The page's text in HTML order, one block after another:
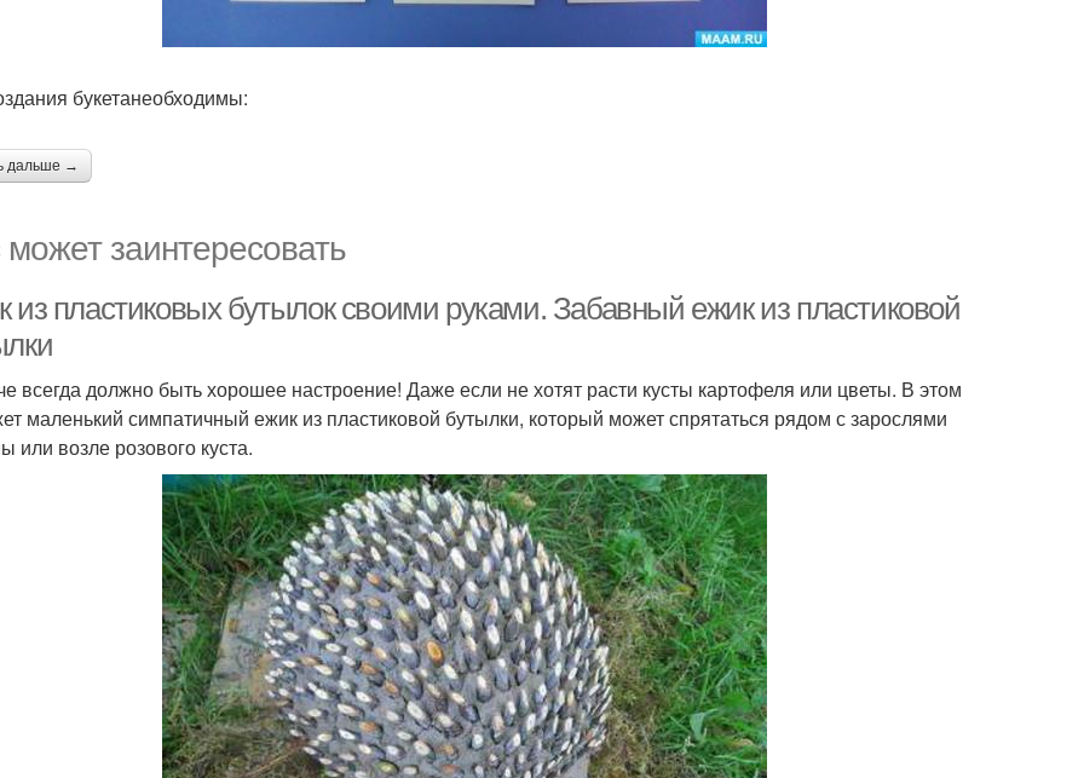
букетанеобходимы:
дальше →
заинтересовать
из пластиковых бутылок своими руками. Забавный ежик из пластиковой
всегда должно быть хорошее настроение! Даже если не хотят расти кусты картофеля или цветы. В этом
маленький симпатичный ежик из пластиковой бутылки, который может спрятаться рядом с зарослями
или возле розового куста.